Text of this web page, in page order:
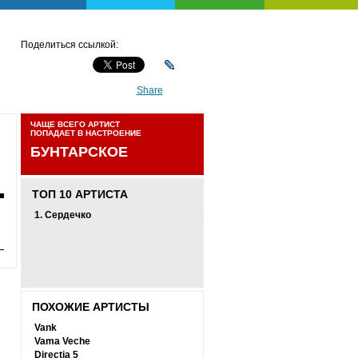
Поделиться ссылкой:
Share
ЧАЩЕ ВСЕГО АРТИСТ
ПОПАДАЕТ В НАСТРОЕНИЕ
БУНТАРСКОЕ
ТОП 10 АРТИСТА
1. Сердечко
ПОХОЖИЕ АРТИСТЫ
Vank
Vama Veche
Directia 5